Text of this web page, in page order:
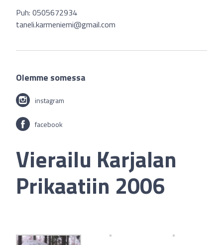
Puh: 0505672934
taneli.karmeniemi@gmail.com
Olemme somessa
instagram
facebook
Vierailu Karjalan
Prikaatiin 2006